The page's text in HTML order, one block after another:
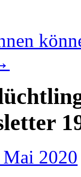
Mai 2020